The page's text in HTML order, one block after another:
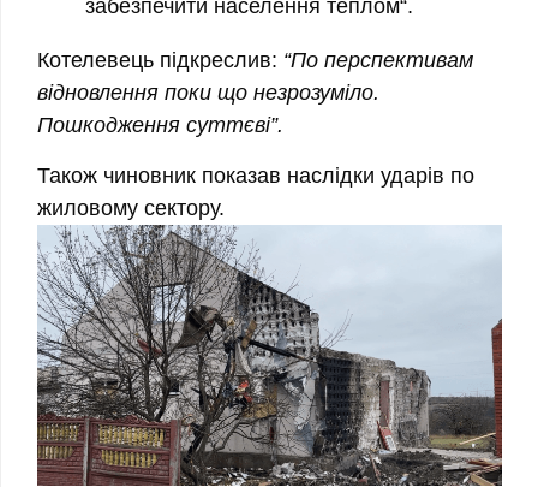
забезпечити населення теплом“.
Котелевець підкреслив: “По перспективам
відновлення поки що незрозуміло.
Пошкодження суттєві”.
Також чиновник показав наслідки ударів по
жиловому сектору.